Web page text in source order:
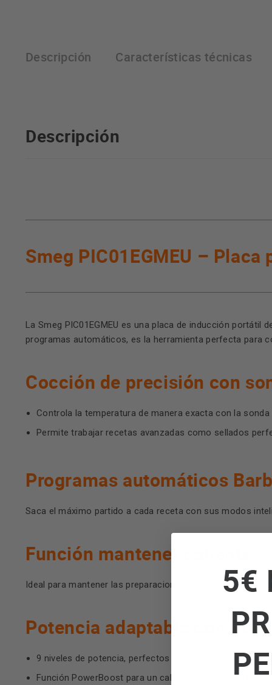
Descripción Características técnicas
Descripción
Smeg PIC01EGMEU –
La Smeg PIC01EGMEU es una placa de inducción
programas automáticos, es la herramienta perfecta para
Cocción de precisión con
Controla la temperatura de manera exacta con la
Permite trabajar recetas avanzadas como sellados
Programas automáticos
Saca el máximo partido a cada receta con sus modos
Función mantener caliente
Ideal para mantener las preparaciones listas para servir
Potencia adaptable con
9 niveles de potencia, perfectos tanto para cocción
Función PowerBoost para un calentamiento más rápido
5€